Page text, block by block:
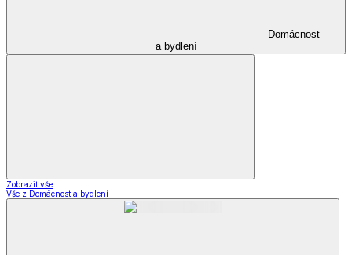
Domácnost
a bydlení
Zobrazit vše
Vše z Domácnost a bydlení